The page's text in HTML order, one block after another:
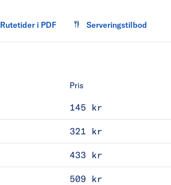
Rutetider i PDF Serveringstilbod
Pris
145 kr
321 kr
433 kr
509 kr